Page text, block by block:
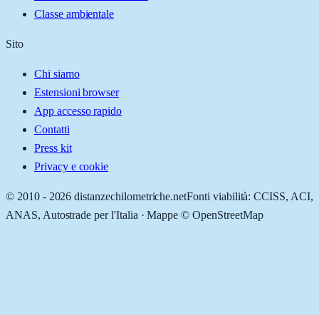
Classe ambientale
Sito
Chi siamo
Estensioni browser
App accesso rapido
Contatti
Press kit
Privacy e cookie
© 2010 - 2026 distanzechilometriche.netFonti viabilità: CCISS, ACI,
ANAS, Autostrade per l'Italia · Mappe © OpenStreetMap